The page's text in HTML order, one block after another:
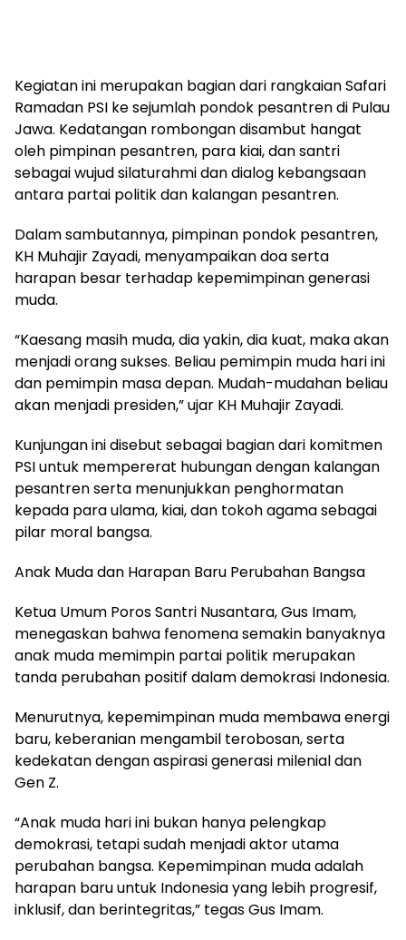
Kegiatan ini merupakan bagian dari rangkaian Safari
Ramadan PSI ke sejumlah pondok pesantren di Pulau
Jawa. Kedatangan rombongan disambut hangat
oleh pimpinan pesantren, para kiai, dan santri
sebagai wujud silaturahmi dan dialog kebangsaan
antara partai politik dan kalangan pesantren.
Dalam sambutannya, pimpinan pondok pesantren,
KH Muhajir Zayadi, menyampaikan doa serta
harapan besar terhadap kepemimpinan generasi
muda.
“Kaesang masih muda, dia yakin, dia kuat, maka akan
menjadi orang sukses. Beliau pemimpin muda hari ini
dan pemimpin masa depan. Mudah-mudahan beliau
akan menjadi presiden,” ujar KH Muhajir Zayadi.
Kunjungan ini disebut sebagai bagian dari komitmen
PSI untuk mempererat hubungan dengan kalangan
pesantren serta menunjukkan penghormatan
kepada para ulama, kiai, dan tokoh agama sebagai
pilar moral bangsa.
Anak Muda dan Harapan Baru Perubahan Bangsa
Ketua Umum Poros Santri Nusantara, Gus Imam,
menegaskan bahwa fenomena semakin banyaknya
anak muda memimpin partai politik merupakan
tanda perubahan positif dalam demokrasi Indonesia.
Menurutnya, kepemimpinan muda membawa energi
baru, keberanian mengambil terobosan, serta
kedekatan dengan aspirasi generasi milenial dan
Gen Z.
“Anak muda hari ini bukan hanya pelengkap
demokrasi, tetapi sudah menjadi aktor utama
perubahan bangsa. Kepemimpinan muda adalah
harapan baru untuk Indonesia yang lebih progresif,
inklusif, dan berintegritas,” tegas Gus Imam.